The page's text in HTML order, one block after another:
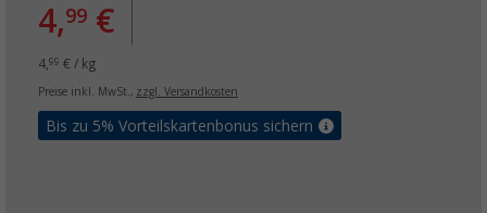
4,99 €
4,99 € / kg
Preise inkl. MwSt., zzgl. Versandkosten
Bis zu 5% Vorteilskartenbonus sichern